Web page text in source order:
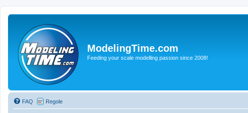
ModelingTime.com
Feeding your scale modelling passion since 2008!
FAQ Regole